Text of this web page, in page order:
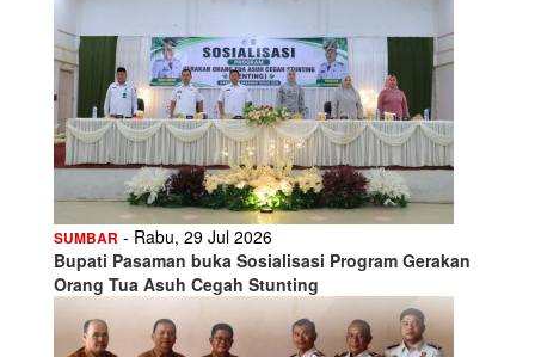
SUMBAR - Rabu, 29 Jul 2026
Bupati Pasaman buka Sosialisasi Program Gerakan
Orang Tua Asuh Cegah Stunting